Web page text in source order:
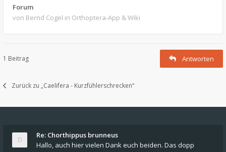
Forum
von Bernd Cogel in Orthoptera-App & Wiki
1 Beitrag Antworten
Zurück zu „Caelifera - Kurzfühlerschrecken“
Re: Chorthippus brunneus
Hallo, auch hier vielen Dank euch beiden. Das dopp